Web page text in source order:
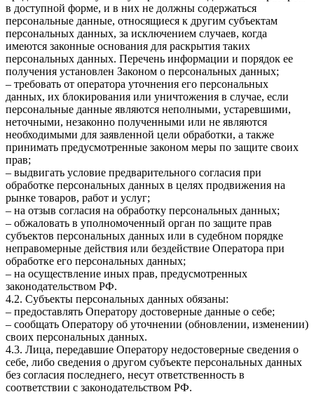
в доступной форме, и в них не должны содержаться
персональные данные, относящиеся к другим субъектам
персональных данных, за исключением случаев, когда
имеются законные основания для раскрытия таких
персональных данных. Перечень информации и порядок ее
получения установлен Законом о персональных данных;
– требовать от оператора уточнения его персональных
данных, их блокирования или уничтожения в случае, если
персональные данные являются неполными, устаревшими,
неточными, незаконно полученными или не являются
необходимыми для заявленной цели обработки, а также
принимать предусмотренные законом меры по защите своих
прав;
– выдвигать условие предварительного согласия при
обработке персональных данных в целях продвижения на
рынке товаров, работ и услуг;
– на отзыв согласия на обработку персональных данных;
– обжаловать в уполномоченный орган по защите прав
субъектов персональных данных или в судебном порядке
неправомерные действия или бездействие Оператора при
обработке его персональных данных;
– на осуществление иных прав, предусмотренных
законодательством РФ.
4.2. Субъекты персональных данных обязаны:
– предоставлять Оператору достоверные данные о себе;
– сообщать Оператору об уточнении (обновлении, изменении)
своих персональных данных.
4.3. Лица, передавшие Оператору недостоверные сведения о
себе, либо сведения о другом субъекте персональных данных
без согласия последнего, несут ответственность в
соответствии с законодательством РФ.